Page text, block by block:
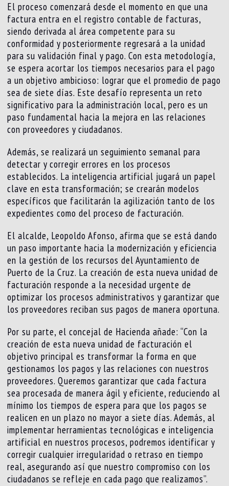
El proceso comenzará desde el momento en que una
factura entra en el registro contable de facturas,
siendo derivada al área competente para su
conformidad y posteriormente regresará a la unidad
para su validación final y pago. Con esta metodología,
se espera acortar los tiempos necesarios para el pago
a un objetivo ambicioso: lograr que el promedio de pago
sea de siete días. Este desafío representa un reto
significativo para la administración local, pero es un
paso fundamental hacia la mejora en las relaciones
con proveedores y ciudadanos.
Además, se realizará un seguimiento semanal para
detectar y corregir errores en los procesos
establecidos. La inteligencia artificial jugará un papel
clave en esta transformación; se crearán modelos
específicos que facilitarán la agilización tanto de los
expedientes como del proceso de facturación.
El alcalde, Leopoldo Afonso, afirma que se está dando
un paso importante hacia la modernización y eficiencia
en la gestión de los recursos del Ayuntamiento de
Puerto de la Cruz. La creación de esta nueva unidad de
facturación responde a la necesidad urgente de
optimizar los procesos administrativos y garantizar que
los proveedores reciban sus pagos de manera oportuna.
Por su parte, el concejal de Hacienda añade: “Con la
creación de esta nueva unidad de facturación el
objetivo principal es transformar la forma en que
gestionamos los pagos y las relaciones con nuestros
proveedores. Queremos garantizar que cada factura
sea procesada de manera ágil y eficiente, reduciendo al
mínimo los tiempos de espera para que los pagos se
realicen en un plazo no mayor a siete días. Además, al
implementar herramientas tecnológicas e inteligencia
artificial en nuestros procesos, podremos identificar y
corregir cualquier irregularidad o retraso en tiempo
real, asegurando así que nuestro compromiso con los
ciudadanos se refleje en cada pago que realizamos”.